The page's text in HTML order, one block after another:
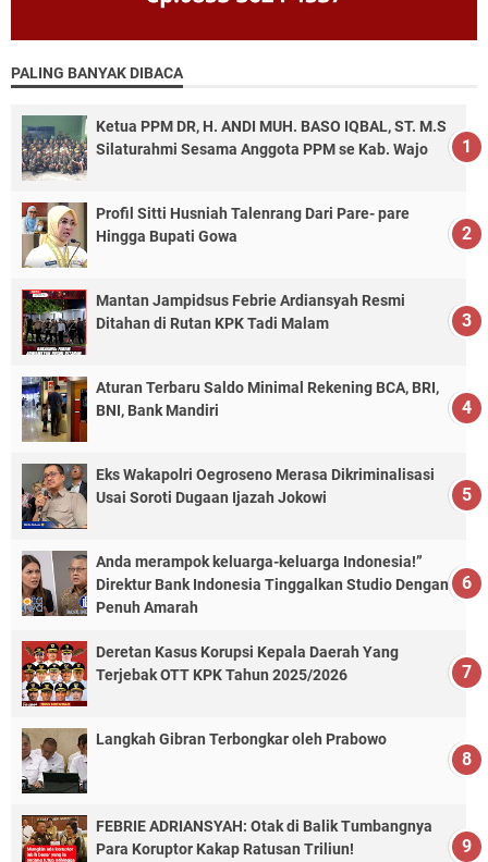
PALING BANYAK DIBACA
Ketua PPM DR, H. ANDI MUH. BASO IQBAL, ST. M.S
Silaturahmi Sesama Anggota PPM se Kab. Wajo
Profil Sitti Husniah Talenrang Dari Pare- pare
Hingga Bupati Gowa
Mantan Jampidsus Febrie Ardiansyah Resmi
Ditahan di Rutan KPK Tadi Malam
Aturan Terbaru Saldo Minimal Rekening BCA, BRI,
BNI, Bank Mandiri
Eks Wakapolri Oegroseno Merasa Dikriminalisasi
Usai Soroti Dugaan Ijazah Jokowi
Anda merampok keluarga-keluarga Indonesia!”
Direktur Bank Indonesia Tinggalkan Studio Dengan
Penuh Amarah
Deretan Kasus Korupsi Kepala Daerah Yang
Terjebak OTT KPK Tahun 2025/2026
Langkah Gibran Terbongkar oleh Prabowo
FEBRIE ADRIANSYAH: Otak di Balik Tumbangnya
Para Koruptor Kakap Ratusan Triliun!